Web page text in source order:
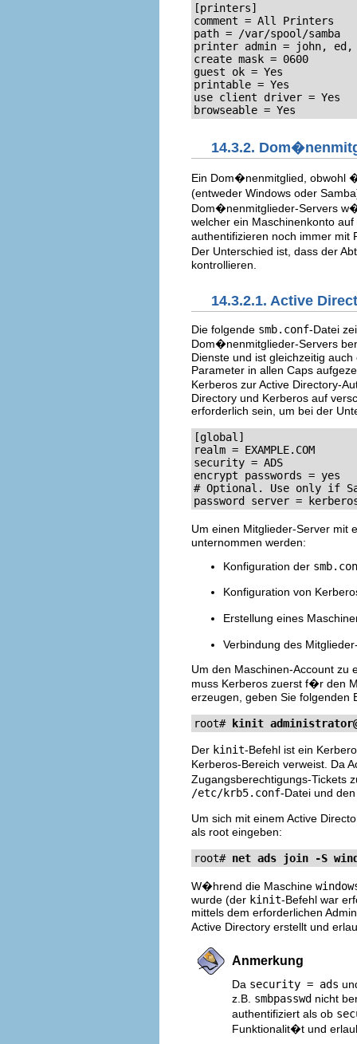
[printers]
comment = All Printers
path = /var/spool/samba
printer admin = john, ed,
create mask = 0600
guest ok = Yes
printable = Yes
use client driver = Yes
browseable = Yes
14.3.2.
Ein Dom�nenmitglied, obwohl
(entweder Windows oder
Dom�nenmitglieder-Servers
welcher ein Maschinenkonto
authentifizieren noch immer mit
Der Unterschied ist, dass der
kontrollieren.
14.3.2.1. Active
Die folgende smb.conf-Datei
Dom�nenmitglieder-Servers
Dienste und ist gleichzeitig
Parameter in allen Caps
Kerberos zur Active Directory-
Directory und Kerberos auf
erforderlich sein, um bei der
[global]
realm = EXAMPLE.COM
security = ADS
encrypt passwords = yes
# Optional. Use only if
password server =
Um einen Mitglieder-Server mit
unternommen werden:
Konfiguration der
Konfiguration von
Erstellung eines
Verbindung des
Um den Maschinen-Account zu
muss Kerberos zuerst f�r den
erzeugen, geben Sie folgenden
root# kinit
Der kinit-Befehl ist ein
Kerberos-Bereich verweist. Da
Zugangsberechtigungs-Tickets
/etc/krb5.conf-Datei und
Um sich mit einem Active
als root eingeben:
root# net ads join -S
W�hrend die Maschine
wurde (der kinit-Befehl war
mittels dem erforderlichen
Active Directory erstellt und
Anmerkung
Da security = ads
z.B. smbpasswd nicht
authentifiziert als ob
Funktionalit�t und